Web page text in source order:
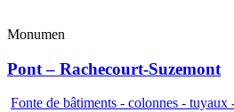
Monumen
Pont – Rachecourt-Suzemont
Fonte de bâtiments - colonnes - tuyaux